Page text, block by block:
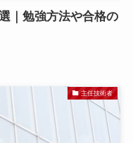
｜勉強方法や合格の
主任技術者